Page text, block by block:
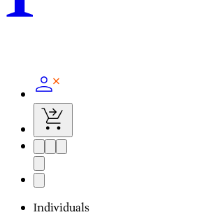
Individuals